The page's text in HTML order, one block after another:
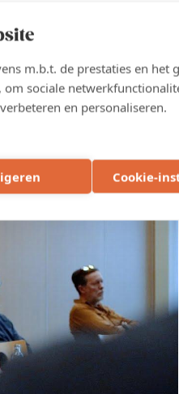
m.b.t. de prestaties en het
om sociale
en personaliseren.
Cookie-